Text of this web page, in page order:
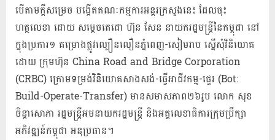
បើតាមក្ដីសម្រេច បង្កើតគណៈកម្មការអន្តរក្រសួងនេះ ដែលចុះ
ហត្ថលេខា ដោយ សម្ដេចតេជោ ហ៊ុន សែន នាយករដ្ឋមន្រ្តីនៃកម្ពុជា នៅ
ក្នុងប្រការ១ គម្រោងផ្លូវល្បឿនលឿនភ្នំពេញ-សៀមរាប ស្នើសុំវិនិយោគ
ដោយ ក្រុមហ៊ុន China Road and Bridge Corporation​
(CRBC) ក្រោមទម្រង់វិនិយោគសាងសង់-ធ្វើអាជីវកម្ម-ផ្ទេរ (Bot:
Build-Operate-Transfer) មានសមាសភាព២៦រូប លោក សុខ
ចិន្តាសោភា រដ្ឋមន្រ្តីអមនាយករដ្ឋមន្រ្តី និងអគ្គលេខាធិការក្រុមប្រឹក្សា
អភិវឌ្ឍន៍កម្ពុជា អនុប្រធាន។